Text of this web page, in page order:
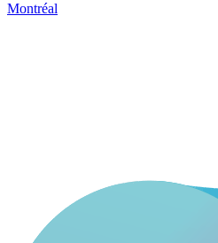
Montréal